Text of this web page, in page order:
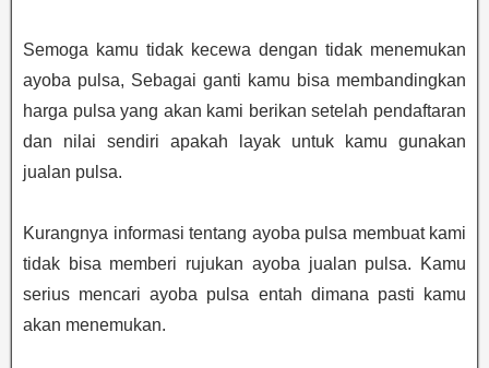
Semoga kamu tidak kecewa dengan tidak menemukan
ayoba pulsa, Sebagai ganti kamu bisa membandingkan
harga pulsa yang akan kami berikan setelah pendaftaran
dan nilai sendiri apakah layak untuk kamu gunakan
jualan pulsa.
Kurangnya informasi tentang ayoba pulsa membuat kami
tidak bisa memberi rujukan ayoba jualan pulsa. Kamu
serius mencari ayoba pulsa entah dimana pasti kamu
akan menemukan.